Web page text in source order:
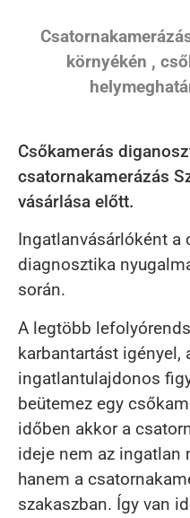
környékén ,
Csőkamerás
csatornakamerázás
vásárlása előtt.
Ingatlanvásárlóként a
diagnosztika
során.
A legtöbb
karbantartást igényel,
ingatlantulajdonos
beütemez egy
időben akkor a
ideje nem az ingatlan
hanem a
szakaszban. Így van